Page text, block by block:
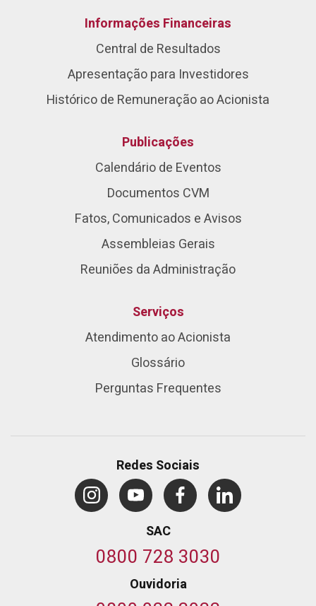
Informações Financeiras
Central de Resultados
Apresentação para Investidores
Histórico de Remuneração ao Acionista
Publicações
Calendário de Eventos
Documentos CVM
Fatos, Comunicados e Avisos
Assembleias Gerais
Reuniões da Administração
Serviços
Atendimento ao Acionista
Glossário
Perguntas Frequentes
Redes Sociais
SAC
0800 728 3030
Ouvidoria